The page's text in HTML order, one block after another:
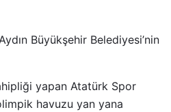
Büyükşehir Belediyesi’nin
yapan Atatürk Spor
havuzu yan yana